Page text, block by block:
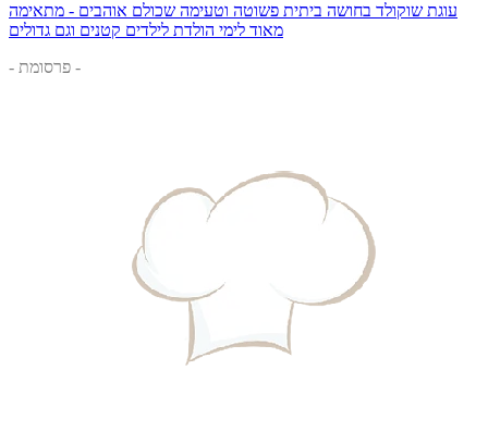
עוגת שוקולד בחושה ביתית פשוטה וטעימה שכולם אוהבים - מתאימה
מאוד לימי הולדת לילדים קטנים וגם גדולים
- פרסומת -